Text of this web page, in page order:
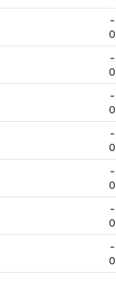
-
0
-
0
-
0
-
0
-
0
-
0
-
0